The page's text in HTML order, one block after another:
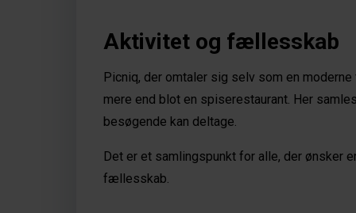
Aktivitet og fællesskab
Picniq, der omtaler sig selv som en
mere end blot en spiserestaurant. Her
besøgende kan deltage.
Det er et samlingspunkt for alle, der ønsker
fællesskab.